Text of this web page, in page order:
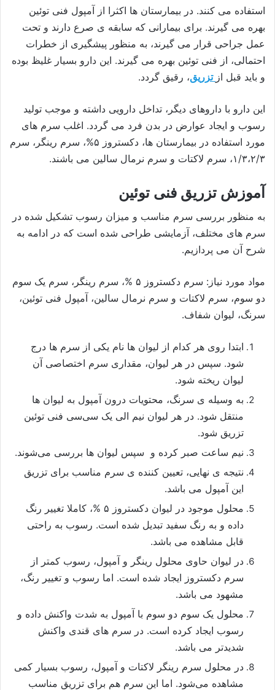
استفاده می کنند. در بیمارستان ها اکثرا از آمپول فنی توئین
بهره می گیرند. برای بیمارانی که سابقه ی صرع دارند و تحت
عمل جراحی قرار می گیرند، به منظور پیشگیری از خطرات
احتمالی، از فنی توئین بهره می گیرند. این دارو بسیار غلیظ بوده
و باید قبل از تزریق، رقیق گردد.
این دارو با داروهای دیگر، تداخل دارویی داشته و موجب تولید
رسوب و ایجاد عوارض در بدن فرد می گردد. اغلب سرم های
مورد استفاده در بیمارستان ها، دکستروز ۵%، سرم رینگر، سرم
۱/۳،۲/۳، سرم لاکتات و سرم نرمال سالین می باشند.
آموزش تزریق فنی توئین
به منظور بررسی سرم مناسب و میزان رسوب تشکیل شده در
سرم های مختلف، آزمایشی طراحی شده است که در ادامه به
شرح آن می پردازیم.
مواد مورد نیاز: سرم دکستروز ۵ %، سرم رینگر، سرم یک سوم
دو سوم، سرم لاکتات و سرم نرمال سالین، آمپول فنی توئین،
سرنگ، لیوان شفاف.
ابتدا روی هر کدام از لیوان ها نام یکی از سرم ها درج
شود. سپس در هر لیوان، مقداری سرم اختصاصی آن
لیوان ریخته شود.
به وسیله ی سرنگ، محتویات درون آمپول به لیوان ها
منتقل شود. در هر لیوان نیم الی یک سی‌سی فنی توئین
تزریق شود.
نیم ساعت صبر کرده و سپس لیوان ها بررسی می‌شوند.
نتیجه ی نهایی، تعیین کننده ی سرم مناسب برای تزریق
این آمپول می باشد.
محلول موجود در لیوان دکستروز ۵ %، کاملا تغییر رنگ
داده و به رنگ سفید تبدیل شده است. رسوب به راحتی
قابل مشاهده می باشد.
در لیوان حاوی محلول رینگر و آمپول، رسوب کمتر از
سرم دکستروز ایجاد شده است. اما رسوب و تغییر رنگ،
مشهود می باشد.
محلول یک سوم دو سوم با آمپول به شدت واکنش داده و
رسوب ایجاد کرده است. در سرم های قندی واکنش
شدیدتر می باشد.
در محلول سرم رینگر لاکتات و آمپول، رسوب بسیار کمی
مشاهده می‌شود. اما این سرم هم برای تزریق مناسب